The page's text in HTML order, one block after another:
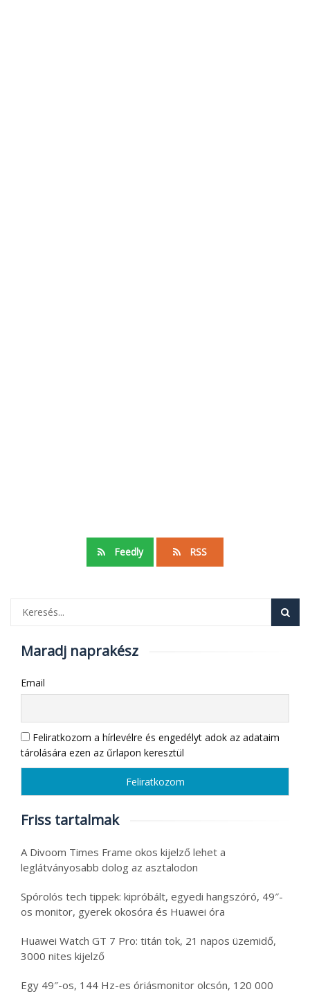
Feedly RSS
Maradj naprakész
Email
Feliratkozom a hírlevélre és engedélyt adok az adataim
tárolására ezen az űrlapon keresztül
Friss tartalmak
A Divoom Times Frame okos kijelző lehet a
leglátványosabb dolog az asztalodon
Spórolós tech tippek: kipróbált, egyedi hangszóró, 49″-
os monitor, gyerek okosóra és Huawei óra
Huawei Watch GT 7 Pro: titán tok, 21 napos üzemidő,
3000 nites kijelző
Egy 49″-os, 144 Hz-es óriásmonitor olcsón, 120 000